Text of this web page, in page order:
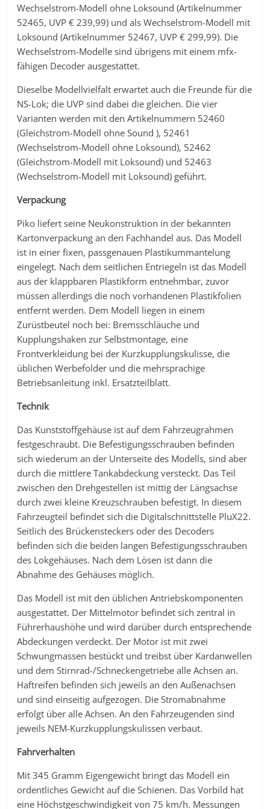
Wechselstrom-Modell ohne Loksound (Artikelnummer
52465, UVP € 239,99) und als Wechselstrom-Modell mit
Loksound (Artikelnummer 52467, UVP € 299,99). Die
Wechselstrom-Modelle sind übrigens mit einem mfx-
fähigen Decoder ausgestattet.
Dieselbe Modellvielfalt erwartet auch die Freunde für die
NS-Lok; die UVP sind dabei die gleichen. Die vier
Varianten werden mit den Artikelnummern 52460
(Gleichstrom-Modell ohne Sound ), 52461
(Wechselstrom-Modell ohne Loksound), 52462
(Gleichstrom-Modell mit Loksound) und 52463
(Wechselstrom-Modell mit Loksound) geführt.
Verpackung
Piko liefert seine Neukonstruktion in der bekannten
Kartonverpackung an den Fachhandel aus. Das Modell
ist in einer fixen, passgenauen Plastikummantelung
eingelegt. Nach dem seitlichen Entriegeln ist das Modell
aus der klappbaren Plastikform entnehmbar, zuvor
müssen allerdings die noch vorhandenen Plastikfolien
entfernt werden. Dem Modell liegen in einem
Zurüstbeutel noch bei: Bremsschläuche und
Kupplungshaken zur Selbstmontage, eine
Frontverkleidung bei der Kurzkupplungskulisse, die
üblichen Werbefolder und die mehrsprachige
Betriebsanleitung inkl. Ersatzteilblatt.
Technik
Das Kunststoffgehäuse ist auf dem Fahrzeugrahmen
festgeschraubt. Die Befestigungsschrauben befinden
sich wiederum an der Unterseite des Modells, sind aber
durch die mittlere Tankabdeckung versteckt. Das Teil
zwischen den Drehgestellen ist mittig der Längsachse
durch zwei kleine Kreuzschrauben befestigt. In diesem
Fahrzeugteil befindet sich die Digitalschnittstelle PluX22.
Seitlich des Brückensteckers oder des Decoders
befinden sich die beiden langen Befestigungsschrauben
des Lokgehäuses. Nach dem Lösen ist dann die
Abnahme des Gehäuses möglich.
Das Modell ist mit den üblichen Antriebskomponenten
ausgestattet. Der Mittelmotor befindet sich zentral in
Führerhaushöhe und wird darüber durch entsprechende
Abdeckungen verdeckt. Der Motor ist mit zwei
Schwungmassen bestückt und treibst über Kardanwellen
und dem Stirnrad-/Schneckengetriebe alle Achsen an.
Haftreifen befinden sich jeweils an den Außenachsen
und sind einseitig aufgezogen. Die Stromabnahme
erfolgt über alle Achsen. An den Fahrzeugenden sind
jeweils NEM-Kurzkupplungskulissen verbaut.
Fahrverhalten
Mit 345 Gramm Eigengewicht bringt das Modell ein
ordentliches Gewicht auf die Schienen. Das Vorbild hat
eine Höchstgeschwindigkeit von 75 km/h. Messungen